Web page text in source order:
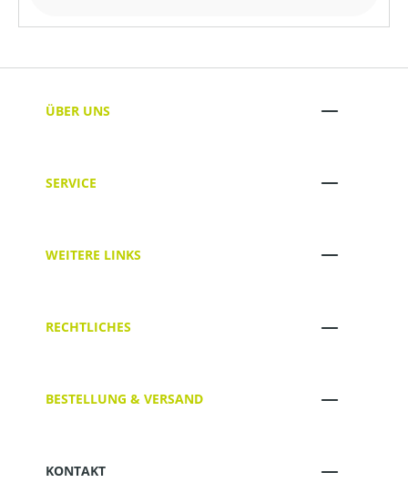
ÜBER UNS
SERVICE
WEITERE LINKS
RECHTLICHES
BESTELLUNG & VERSAND
KONTAKT